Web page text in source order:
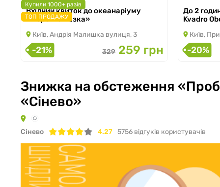
Купили 1000+ разів
ТОП ПРОДАЖУ
з 05.03.2026 по 31.08.2026
Вхідний квиток до океанаріуму
«Морська казка»
Київ, Андрія Малишка вулиця, 3
-21% 329 259 грн
з
До 2
Kvadro
Київ,
-20%
Знижка на обстеження
«Сінево»
Сiнево 4.27 5756 відгуків користувачів